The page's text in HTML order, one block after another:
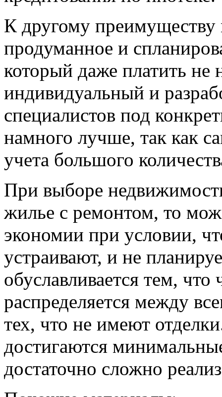
К другому
продуманное и
который даже платить
индивидуальный и
специалистов под
намного лучше, так как
учета большого
При выборе
жилье с ремонтом, то
экономии при условии,
устраивают, и не
обуславливается тем,
распределяется между
тех, что не имеют
достигаются
достаточно сложно